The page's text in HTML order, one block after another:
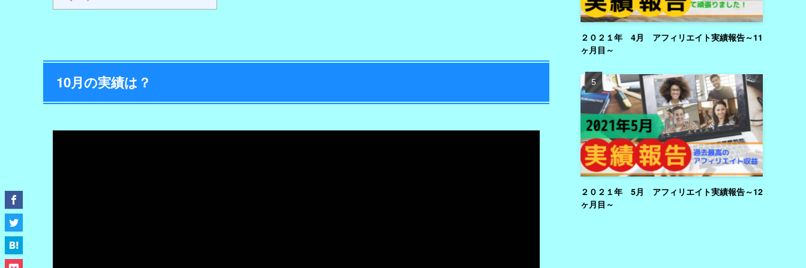
10月の実績は？
２０２１年 4月 アフィリエイト実績報告～11
ヶ月目～
２０２１年 5月 アフィリエイト実績報告～12
ヶ月目～